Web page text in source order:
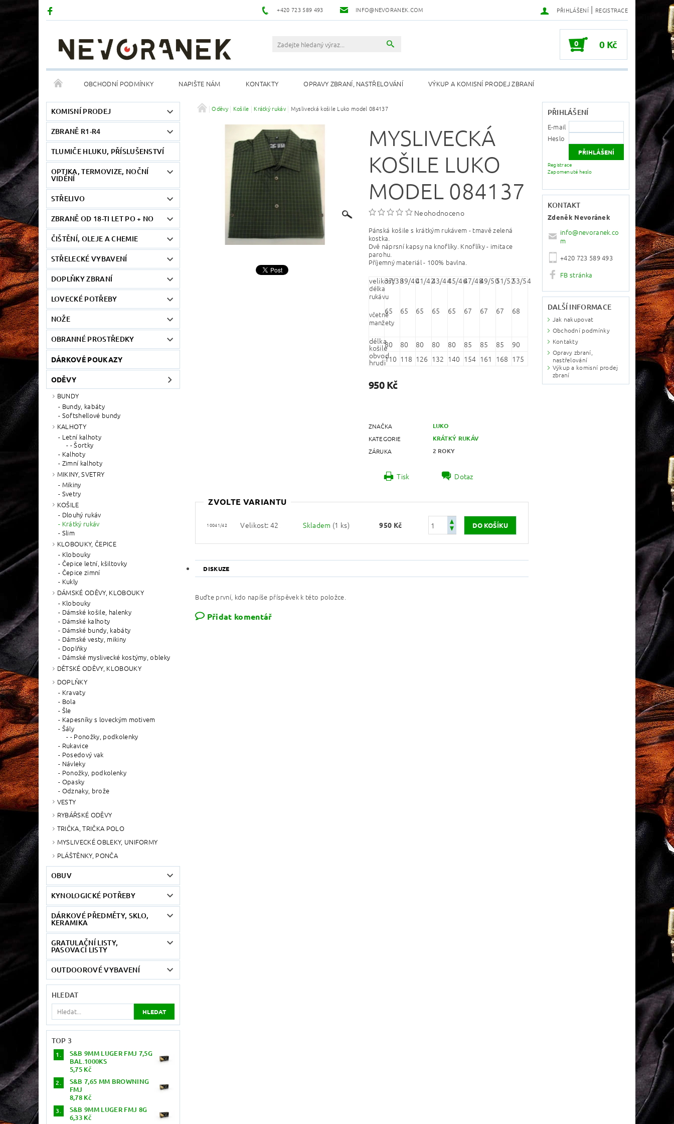
+420 723 589 493 INFO@NEVORANEK.COM PŘIHLÁŠENÍ | REGISTRACE
0 0 Kč
OBCHODNÍ PODMÍNKY NAPIŠTE NÁM KONTAKTY OPRAVY ZBRANÍ, NASTŘELOVÁNÍ VÝKUP A KOMISNÍ PRODEJ ZBRANÍ
KOMISNÍ PRODEJ
ZBRANĚ R1-R4
TLUMIČE HLUKU, PŘÍSLUŠENSTVÍ
OPTIKA, TERMOVIZE, NOČNÍ
VIDĚNÍ
STŘELIVO
ZBRANĚ OD 18-TI LET PO + NO
ČIŠTĚNÍ, OLEJE A CHEMIE
STŘELECKÉ VYBAVENÍ
DOPLŇKY ZBRANÍ
LOVECKÉ POTŘEBY
NOŽE
OBRANNÉ PROSTŘEDKY
DÁRKOVÉ POUKAZY
ODĚVY
BUNDY
Bundy, kabáty
Softshellové bundy
KALHOTY
Letní kalhoty
- Šortky
Kalhoty
Zimní kalhoty
MIKINY, SVETRY
Mikiny
Svetry
KOŠILE
Dlouhý rukáv
Krátký rukáv
Slim
KLOBOUKY, ČEPICE
Klobouky
Čepice letní, kšiltovky
Čepice zimní
Kukly
DÁMSKÉ ODĚVY, KLOBOUKY
Klobouky
Dámské košile, halenky
Dámské kalhoty
Dámské bundy, kabáty
Dámské vesty, mikiny
Doplňky
Dámské myslivecké kostýmy, obleky
DĚTSKÉ ODĚVY, KLOBOUKY
DOPLŇKY
Kravaty
Bola
Šle
Kapesníky s loveckým motivem
Šály
- Ponožky, podkolenky
Rukavice
Posedový vak
Návleky
Ponožky, podkolenky
Opasky
Odznaky, brože
VESTY
RYBÁŘSKÉ ODĚVY
TRIČKA, TRIČKA POLO
MYSLIVECKÉ OBLEKY, UNIFORMY
PLÁŠTĚNKY, PONČA
OBUV
KYNOLOGICKÉ POTŘEBY
DÁRKOVÉ PŘEDMĚTY, SKLO,
KERAMIKA
GRATULAČNÍ LISTY,
PASOVACÍ LISTY
OUTDOOROVÉ VYBAVENÍ
HLEDAT
TOP 3
S&B 9MM LUGER FMJ 7,5G
BAL.1000KS
5,75 Kč
S&B 7,65 MM BROWNING
FMJ
8,78 Kč
S&B 9MM LUGER FMJ 8G
6,33 Kč
Oděvy Košile Krátký rukáv Myslivecká košile Luko model 084137
MYSLIVECKÁ
KOŠILE LUKO
MODEL 084137
Neohodnoceno
Pánská košile s krátkým rukávem - tmavě zelená
kostka.
Dvě náprsní kapsy na knoflíky. Knoflíky - imitace
parohu.
Příjemný materiál - 100% bavlna.
velikost37/3839/4041/4243/4445/4647/4849/5051/5253/54
délka
rukávu
včetně
manžety
65 65 65 65 65 67 67 67 68
délka
košile80 80 80 80 80 85 85 85
90
obvod
hrudi110 118 126 132 140 154 161 168 175
950 Kč
ZNAČKA LUKO
KATEGORIE KRÁTKÝ RUKÁV
ZÁRUKA 2 ROKY
Tisk Dotaz
ZVOLTE VARIANTU
10041/42 Velikost: 42 Skladem (1 ks) 950 Kč
DISKUZE
Buďte první, kdo napíše příspěvek k této položce.
Přidat komentář
PŘIHLÁŠENÍ
E-mail
Heslo
Registrace
Zapomenuté heslo
KONTAKT
Zdeněk Nevoránek
info@nevoranek.co
m
+420 723 589 493
FB stránka
DALŠÍ INFORMACE
Jak nakupovat
Obchodní podmínky
Kontakty
Opravy zbraní,
nastřelování
Výkup a komisní prodej
zbraní